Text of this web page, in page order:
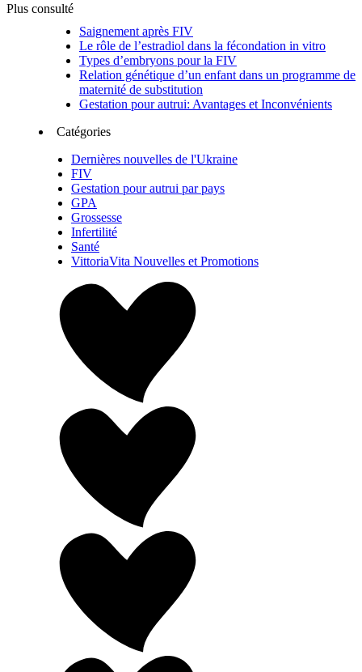
Plus consulté
Saignement après FIV
Le rôle de l’estradiol dans la fécondation in vitro
Types d’embryons pour la FIV
Relation génétique d’un enfant dans un programme de
maternité de substitution
Gestation pour autrui: Avantages et Inconvénients
Catégories
Dernières nouvelles de l'Ukraine
FIV
Gestation pour autrui par pays
GPA
Grossesse
Infertilité
Santé
VittoriaVita Nouvelles et Promotions